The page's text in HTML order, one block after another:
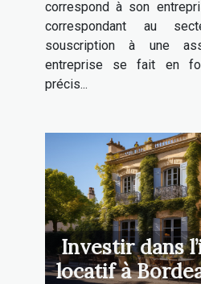
correspond à son
correspondant au
souscription à une
entreprise se fait en
précis...
Investir dans
locatif à